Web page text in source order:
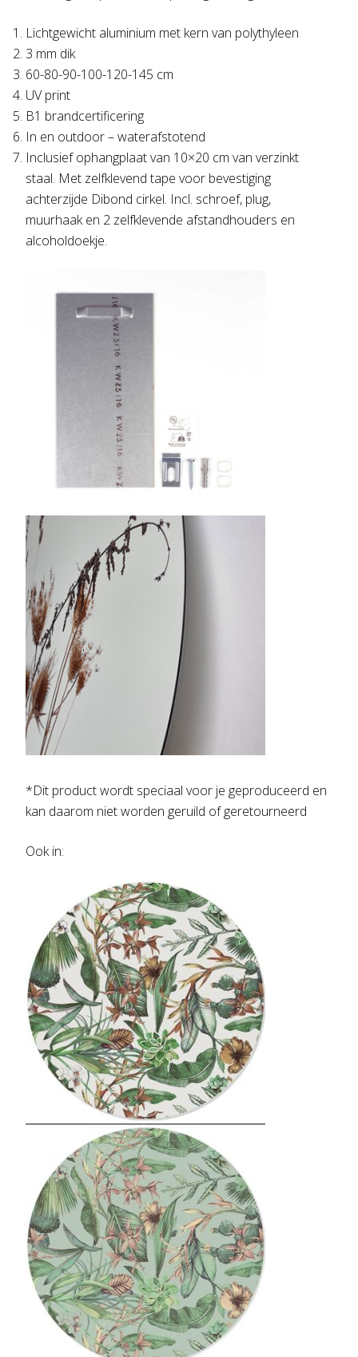
Lichtgewicht aluminium met kern van polythyleen
3 mm dik
60-80-90-100-120-145 cm
UV print
B1 brandcertificering
In en outdoor – waterafstotend
Inclusief ophangplaat van 10×20 cm van verzinkt
staal. Met zelfklevend tape voor bevestiging
achterzijde Dibond cirkel. Incl. schroef, plug,
muurhaak en 2 zelfklevende afstandhouders en
alcoholdoekje.
*Dit product wordt speciaal voor je geproduceerd en
kan daarom niet worden geruild of geretourneerd
Ook in: